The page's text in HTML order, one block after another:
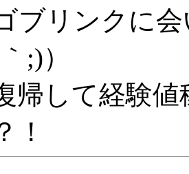
ブリンクに
;)）
帰して経験
！